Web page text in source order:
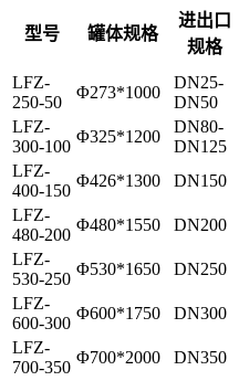
型号 罐体规格
进出口
规格
LFZ-
250-50
Φ273*1000
DN25-
DN50
LFZ-
300-100
Φ325*1200
DN80-
DN125
LFZ-
400-150
Φ426*1300 DN150
LFZ-
480-200
Φ480*1550 DN200
LFZ-
530-250
Φ530*1650 DN250
LFZ-
600-300
Φ600*1750 DN300
LFZ-
700-350
Φ700*2000 DN350